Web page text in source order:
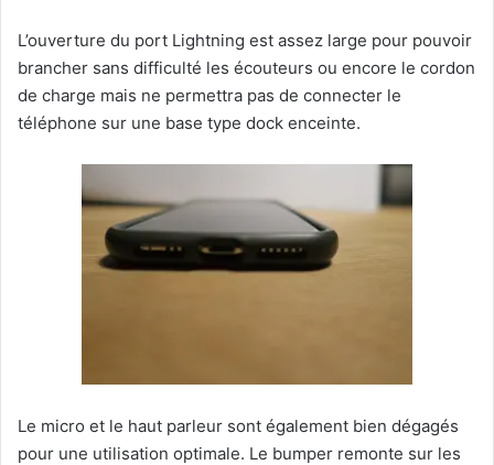
L’ouverture du port Lightning est assez large pour pouvoir
brancher sans difficulté les écouteurs ou encore le cordon
de charge mais ne permettra pas de connecter le
téléphone sur une base type dock enceinte.
Le micro et le haut parleur sont également bien dégagés
pour une utilisation optimale. Le bumper remonte sur les